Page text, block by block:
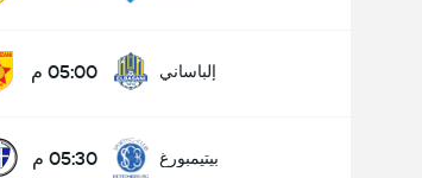
إلباساني 05:00 م
بيتيمبورغ 05:30 م